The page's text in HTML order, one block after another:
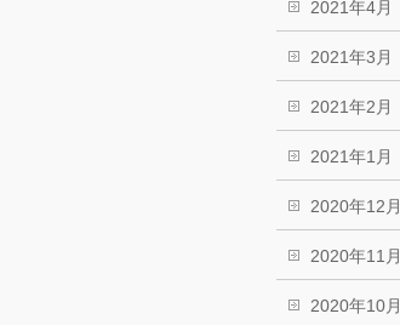
2021年4月
2021年3月
2021年2月
2021年1月
2020年12月
2020年11月
2020年10月